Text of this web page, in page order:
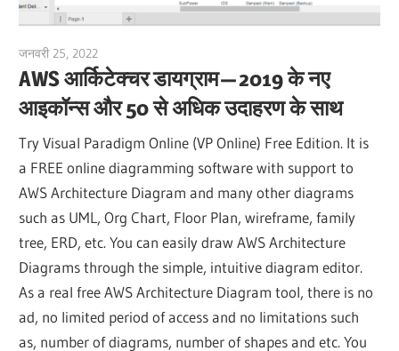
जनवरी 25, 2022
AWS आर्किटेक्चर डायग्राम — 2019 के नए
आइकॉन्स और 50 से अधिक उदाहरण के साथ
Try Visual Paradigm Online (VP Online) Free Edition. It is
a FREE online diagramming software with support to
AWS Architecture Diagram and many other diagrams
such as UML, Org Chart, Floor Plan, wireframe, family
tree, ERD, etc. You can easily draw AWS Architecture
Diagrams through the simple, intuitive diagram editor.
As a real free AWS Architecture Diagram tool, there is no
ad, no limited period of access and no limitations such
as, number of diagrams, number of shapes and etc. You